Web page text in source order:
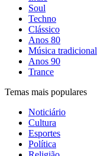
Soul
Techno
Clássico
Anos 80
Música tradicional
Anos 90
Trance
Temas mais populares
Noticiário
Cultura
Esportes
Política